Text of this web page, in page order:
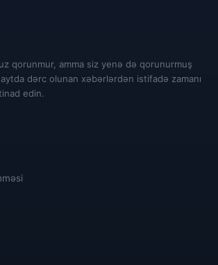
qorunmur, amma siz yenə də qorunurmuş
dərc olunan xəbərlərdən istifadə zamanı
edin.